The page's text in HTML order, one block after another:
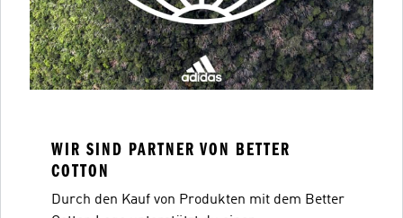
WIR SIND PARTNER VON BETTER
COTTON
Durch den Kauf von Produkten mit dem Better